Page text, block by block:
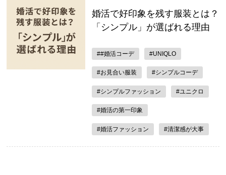
婚活で好印象を残す服装とは？
「シンプル」が選ばれる理由
##婚活コーデ #UNIQLO
#お見合い服装 #シンプルコーデ
#シンプルファッション #ユニクロ
#婚活の第一印象
#婚活ファッション #清潔感が大事